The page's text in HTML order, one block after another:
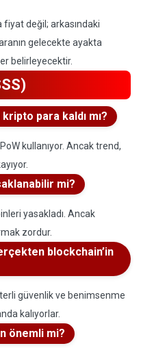
fiyat değil; arkasındaki
gelecekte ayakta
belirleyecektir.
para kaldı mı?
kullanıyor. Ancak trend,
mi?
yasakladı. Ancak
zordur.
blockchain’in
güvenlik ve benimsenme
kalıyorlar.
önemli mi?